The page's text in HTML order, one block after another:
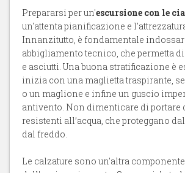
Prepararsi per un'escursione con le
un'attenta pianificazione e
Innanzitutto, è fondamentale
abbigliamento tecnico, che permetta
e asciutti. Una buona stratificazione è
inizia con una maglietta traspirante,
o un maglione e infine un guscio
antivento. Non dimenticare di portare
resistenti all’acqua, che proteggano
dal freddo.
Le calzature sono un'altra